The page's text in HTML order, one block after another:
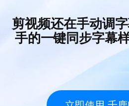
剪视频还在手动调
手的一键同步字幕